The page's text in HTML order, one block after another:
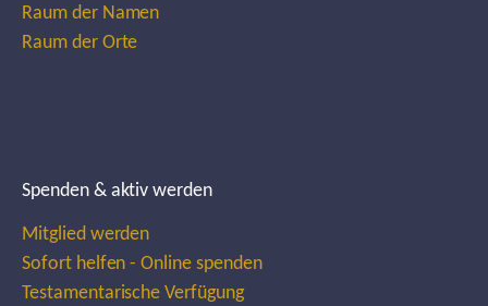
Raum der Namen
Raum der Orte
Spenden & aktiv werden
Mitglied werden
Sofort helfen - Online spenden
Testamentarische Verfügung